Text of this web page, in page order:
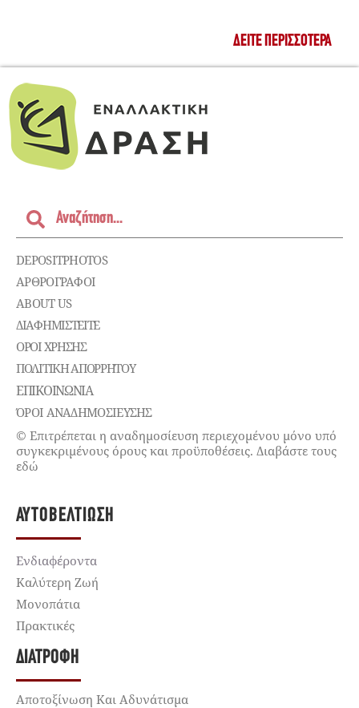
ΔΕΊΤΕ ΠΕΡΙΣΣΌΤΕΡΑ
DEPOSITPHOTOS
ΑΡΘΡΟΓΡΑΦΟΙ
ABOUT US
ΔΙΑΦΗΜΙΣΤΕΊΤΕ
ΌΡΟΙ ΧΡΉΣΗΣ
ΠΟΛΙΤΙΚΉ ΑΠΟΡΡΉΤΟΥ
ΕΠΙΚΟΙΝΩΝΊΑ
ΌΡΟΙ ΑΝΑΔΗΜΟΣΙΕΥΣΗΣ
© Επιτρέπεται η αναδημοσίευση περιεχομένου μόνο υπό
συγκεκριμένους όρους και προϋποθέσεις. Διαβάστε τους
εδώ
ΑΥΤΟΒΕΛΤΊΩΣΗ
Ενδιαφέροντα
Καλύτερη Ζωή
Μονοπάτια
Πρακτικές
ΔΙΑΤΡΟΦΉ
Αποτοξίνωση Και Αδυνάτισμα